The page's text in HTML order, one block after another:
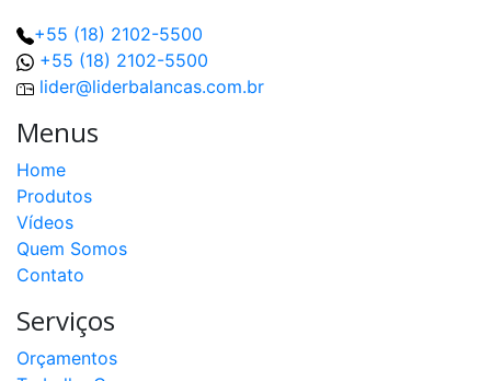
+55 (18) 2102-5500
+55 (18) 2102-5500
lider@liderbalancas.com.br
Menus
Home
Produtos
Vídeos
Quem Somos
Contato
Serviços
Orçamentos